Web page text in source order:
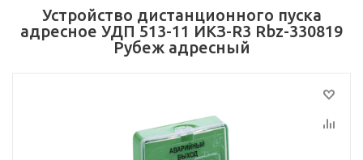
Устройство дистанционного пуска
адресное УДП 513-11 ИКЗ-R3 Rbz-330819
Рубеж адресный